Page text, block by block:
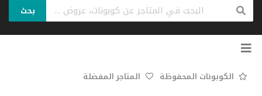
بحث
تخطي
الكوبونات المحفوظة المتاجر المفضلة